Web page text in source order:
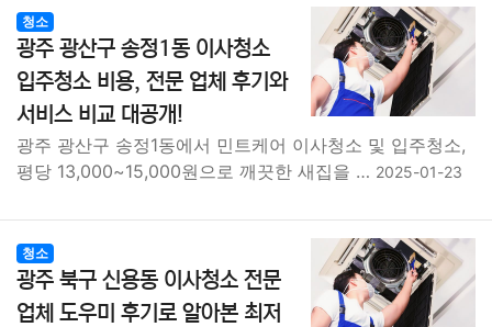
청소
광주 광산구 송정1동 이사청소
입주청소 비용, 전문 업체 후기와
서비스 비교 대공개!
광주 광산구 송정1동에서 민트케어 이사청소 및 입주청소,
평당 13,000~15,000원으로 깨끗한 새집을 … 2025-01-23
청소
광주 북구 신용동 이사청소 전문
업체 도우미 후기로 알아본 최저